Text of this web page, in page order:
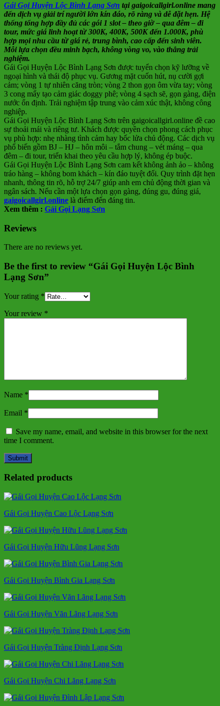
Gái Gọi Huyện Lộc Bình Lạng Sơn tại gaigoicallgirl.online mang
đến dịch vụ giải trí người lớn kín đáo, rõ ràng và dễ đặt hẹn. Hệ
thống tổng hợp đầy đủ các gói 1 slot – theo giờ – qua đêm – đi
tour, mức giá linh hoạt từ 300K, 400K, 500K đến 1.000K, phù
hợp mọi nhu cầu từ giá rẻ, trung bình, cao cấp đến sinh viên.
Mỗi lựa chọn đều minh bạch, không vòng vo, vào thẳng trải
nghiệm.
Gái Gọi Huyện Lộc Bình Lạng Sơn được tuyển chọn kỹ lưỡng về
ngoại hình và thái độ phục vụ. Gương mặt cuốn hút, nụ cười gợi
cảm; vòng 1 tự nhiên căng tròn; vòng 2 thon gọn ôm vừa tay; vòng
3 cong mẩy tạo cảm giác doggy phê; vòng 4 sạch sẽ, gọn gàng, điện
nước ổn định. Trải nghiệm tập trung vào cảm xúc thật, không công
nghiệp.
Gái Gọi Huyện Lộc Bình Lạng Sơn trên gaigoicallgirl.online đề cao
sự thoải mái và riêng tư. Khách được quyền chọn phong cách phục
vụ phù hợp: nhẹ nhàng tình cảm hay bốc lửa chủ động. Các dịch vụ
phổ biến gồm BJ – HJ – hôn môi – tắm chung – vét máng – qua
đêm – đi tour, triển khai theo yêu cầu hợp lý, không ép buộc.
Gái Gọi Huyện Lộc Bình Lạng Sơn cam kết không ảnh ảo – không
tráo hàng – không bom khách – kín đáo tuyệt đối. Quy trình đặt hẹn
nhanh, thông tin rõ, hỗ trợ 24/7 giúp anh em chủ động thời gian và
ngân sách. Nếu cần một lựa chọn gọn gàng, đúng gu, đúng giá,
gaigoicallgirl.online là điểm đến đáng tin.
Xem thêm : Gái Gọi Lạng Sơn
Reviews
There are no reviews yet.
Be the first to review “Gái Gọi Huyện Lộc Bình
Lạng Sơn”
Your rating *
Your review *
Name *
Email *
Save my name, email, and website in this browser for the next
time I comment.
Related products
Gái Gọi Huyện Cao Lộc Lạng Sơn
Gái Gọi Huyện Hữu Lũng Lạng Sơn
Gái Gọi Huyện Bình Gia Lạng Sơn
Gái Gọi Huyện Văn Lãng Lạng Sơn
Gái Gọi Huyện Tràng Định Lạng Sơn
Gái Gọi Huyện Chi Lăng Lạng Sơn